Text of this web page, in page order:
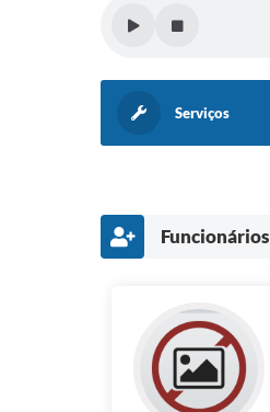
Serviços
Funcionários